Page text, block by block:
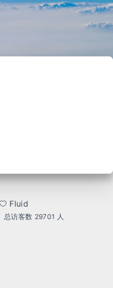
Fluid
总访客数 29701 人